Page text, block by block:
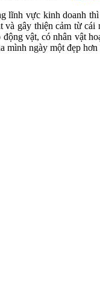
lĩnh vực kinh doanh
gây thiện cảm từ
vật, có nhân vật
mình ngày một đẹp